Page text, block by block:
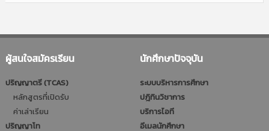
ผู้สนใจสมัครเรียน
ปริญญาตรี (TCAS)
หลักสูตรที่เปิดรับ
ค่าเล่าเรียน
ปริญญาโท
นักศึกษาปัจจุบัน
ระบบบริหารการศึกษา
ปฎิทินวิชาการ
บริการไอที
อีเมลนักศึกษา